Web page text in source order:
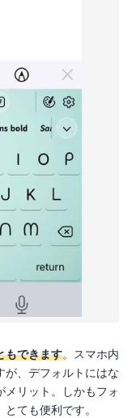
もできます。スマホ内
が、デフォルトにはな
メリット。しかもフォ
ても便利です。